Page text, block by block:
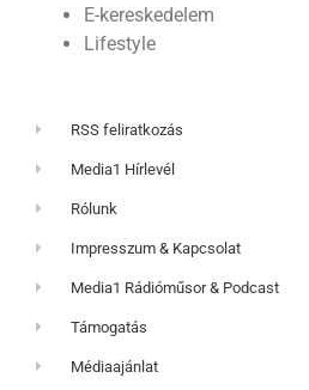
E-kereskedelem
Lifestyle
RSS feliratkozás
Media1 Hírlevél
Rólunk
Impresszum & Kapcsolat
Media1 Rádióműsor & Podcast
Támogatás
Médiaajánlat